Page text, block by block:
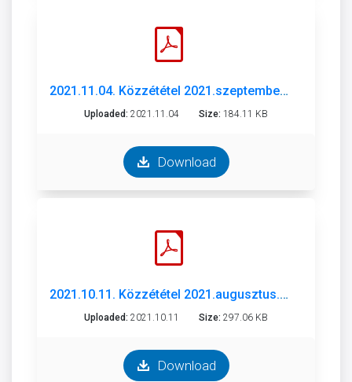
2021.11.04. Közzététel 2021.szeptember.pdf
Uploaded: 2021.11.04 Size: 184.11 KB
Download
2021.10.11. Közzététel 2021.augusztus.pdf
Uploaded: 2021.10.11 Size: 297.06 KB
Download